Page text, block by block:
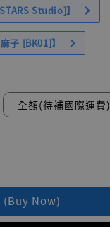
Studio]】
子 [BK01]】
全額(待補國際運費)
(Buy Now)